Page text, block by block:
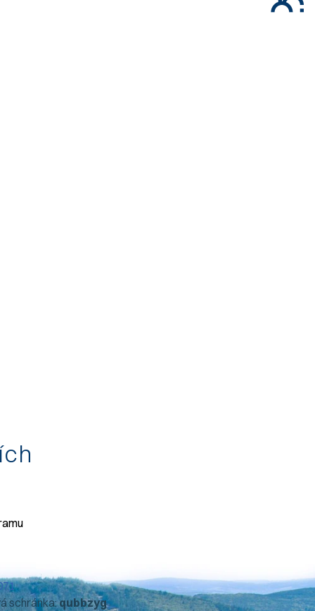
schránka:qubbzyg